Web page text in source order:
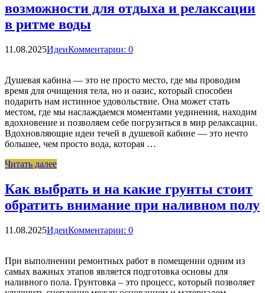
возможности для отдыха и релаксации
в ритме воды
11.08.2025ИдеиКомментарии: 0
Душевая кабина — это не просто место, где мы проводим
время для очищения тела, но и оазис, который способен
подарить нам истинное удовольствие. Она может стать
местом, где мы наслаждаемся моментами уединения, находим
вдохновение и позволяем себе погрузиться в мир релаксации.
Вдохновляющие идеи течей в душевой кабине — это нечто
большее, чем просто вода, которая …
Читать далее
Как выбрать и на какие грунты стоит
обратить внимание при наливном полу
11.08.2025ИдеиКомментарии: 0
При выполнении ремонтных работ в помещении одним из
самых важных этапов является подготовка основы для
наливного пола. Грунтовка – это процесс, который позволяет